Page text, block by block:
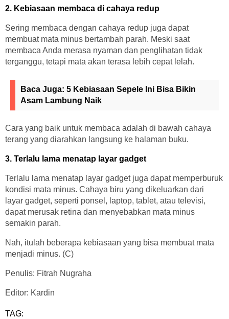
2. Kebiasaan membaca di cahaya redup
Sering membaca dengan cahaya redup juga dapat
membuat mata minus bertambah parah. Meski saat
membaca Anda merasa nyaman dan penglihatan tidak
terganggu, tetapi mata akan terasa lebih cepat lelah.
Baca Juga: 5 Kebiasaan Sepele Ini Bisa Bikin
Asam Lambung Naik
Cara yang baik untuk membaca adalah di bawah cahaya
terang yang diarahkan langsung ke halaman buku.
3. Terlalu lama menatap layar gadget
Terlalu lama menatap layar gadget juga dapat memperburuk
kondisi mata minus. Cahaya biru yang dikeluarkan dari
layar gadget, seperti ponsel, laptop, tablet, atau televisi,
dapat merusak retina dan menyebabkan mata minus
semakin parah.
Nah, itulah beberapa kebiasaan yang bisa membuat mata
menjadi minus. (C)
Penulis: Fitrah Nugraha
Editor: Kardin
TAG: